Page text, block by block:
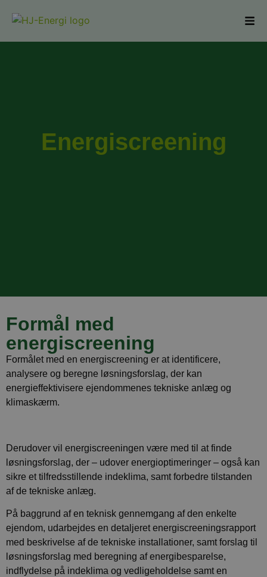
Energiscreening
Formål med
energiscreening
Formålet med en energiscreening er at identificere,
analysere og beregne løsningsforslag, der kan
energieffektivisere ejendommenes tekniske anlæg og
klimaskærm.
Derudover vil energiscreeningen være med til at finde
løsningsforslag, der – udover energioptimeringer – også kan
sikre et tilfredsstillende indeklima, samt forbedre tilstanden
af de tekniske anlæg.
På baggrund af en teknisk gennemgang af den enkelte
ejendom, udarbejdes en detaljeret energiscreeningsrapport
med beskrivelse af de tekniske installationer, samt forslag til
løsningsforslag med beregning af energibesparelse,
indflydelse på indeklima og vedligeholdelse samt en